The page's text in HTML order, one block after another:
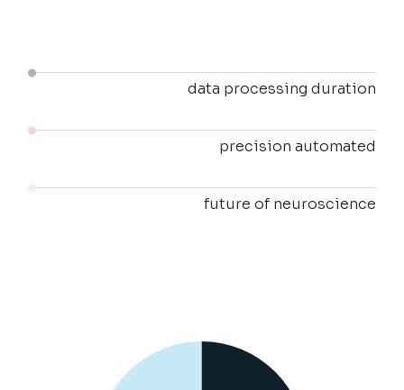
data processing duration
precision automated
future of neuroscience